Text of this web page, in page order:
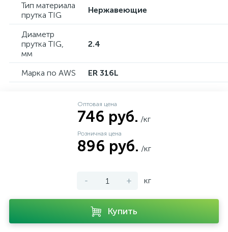
Тип материала
прутка TIG
Нержавеющие
Диаметр
прутка TIG,
мм
2.4
Марка по AWS ER 316L
Оптовая цена
746 руб. /кг
Розничная цена
896 руб. /кг
- + кг
Купить